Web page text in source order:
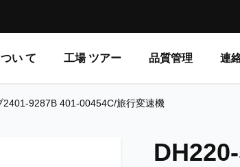
い て 工場 ツアー 品質管理 連
9287B 401-00454C/旅行変速機